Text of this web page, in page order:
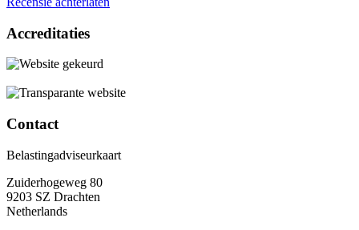
Accreditaties
Contact
Belastingadviseurkaart
Zuiderhogeweg 80
9203 SZ Drachten
Netherlands